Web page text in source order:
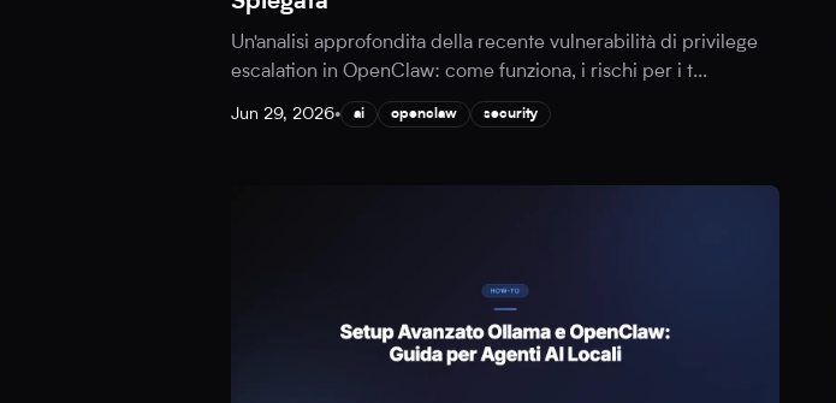
Un'analisi approfondita della recente vulnerabilità di privilege
escalation in OpenClaw: come funziona, i rischi per i t...
Jun 29, 2026• ai openclaw security